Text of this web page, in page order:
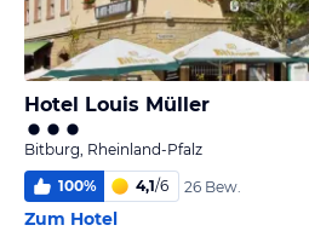
Hotel Louis Müller
Bitburg, Rheinland-Pfalz
100% 4,1/6 26 Bew.
Zum Hotel